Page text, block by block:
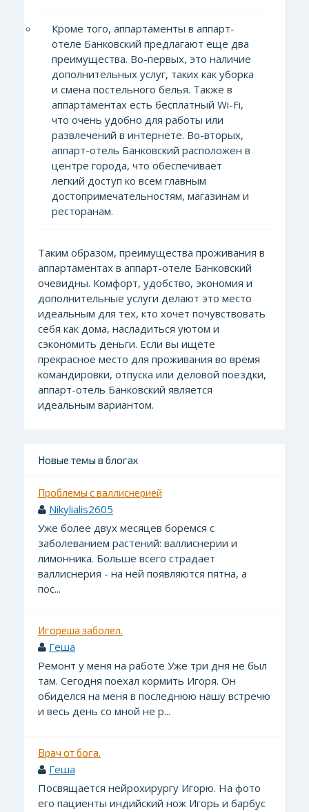
Кроме того, аппартаменты в аппарт-
отеле Банковский предлагают еще два
преимущества. Во-первых, это наличие
дополнительных услуг, таких как уборка
и смена постельного белья. Также в
аппартаментах есть бесплатный Wi-Fi,
что очень удобно для работы или
развлечений в интернете. Во-вторых,
аппарт-отель Банковский расположен в
центре города, что обеспечивает
легкий доступ ко всем главным
достопримечательностям, магазинам и
ресторанам.
Таким образом, преимущества проживания в
аппартаментах в аппарт-отеле Банковский
очевидны. Комфорт, удобство, экономия и
дополнительные услуги делают это место
идеальным для тех, кто хочет почувствовать
себя как дома, насладиться уютом и
сэкономить деньги. Если вы ищете
прекрасное место для проживания во время
командировки, отпуска или деловой поездки,
аппарт-отель Банковский является
идеальным вариантом.
Новые темы в блогах
Проблемы с валлиснерией
Nikylialis2605
Уже более двух месяцев боремся с
заболеванием растений: валлиснерии и
лимонника. Больше всего страдает
валлиснерия - на ней появляются пятна, а
пос...
Игореша заболел.
Геша
Ремонт у меня на работе Уже три дня не был
там. Сегодня поехал кормить Игоря. Он
обиделся на меня в последнюю нашу встречю
и весь день со мной не р...
Врач от бога.
Геша
Посвящается нейрохирургу Игорю. На фото
его пациенты индийский нож Игорь и барбус